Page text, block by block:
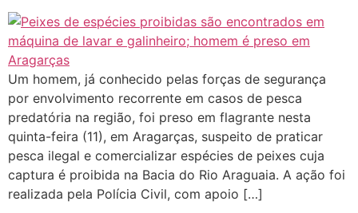
Um homem, já conhecido pelas forças de segurança
por envolvimento recorrente em casos de pesca
predatória na região, foi preso em flagrante nesta
quinta-feira (11), em Aragarças, suspeito de praticar
pesca ilegal e comercializar espécies de peixes cuja
captura é proibida na Bacia do Rio Araguaia. A ação foi
realizada pela Polícia Civil, com apoio […]